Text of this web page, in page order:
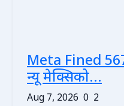
Meta Fined
न्यू मेक्सिको...
Aug 7, 2026 0 2